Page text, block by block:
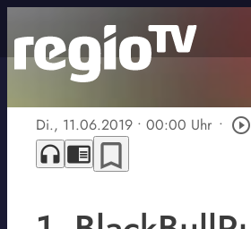
Di., 11.06.2019 • 00:00 Uhr • play_circle_outline
headphones chrome_reader_mode bookmark_border